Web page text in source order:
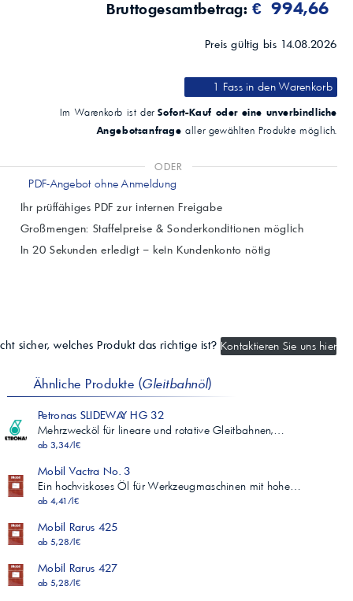
Bruttogesamtbetrag:€ 994,66
Preis gültig bis 14.08.2026
1 Fassin den Warenkorb
Im Warenkorb ist derSofort-Kauf oder eine unverbindliche
Angebotsanfrage aller gewählten Produkte möglich.
ODER
PDF-Angebot ohne Anmeldung
Ihr prüffähiges PDF zur internen Freigabe
Großmengen: Staffelpreise & Sonderkonditionen möglich
In 20 Sekunden erledigt – kein Kundenkonto nötig
sicher, welches Produkt das richtige ist? Kontaktieren Sie uns hier
Ähnliche Produkte (Gleitbahnöl)
Petronas SLIDEWAY HG 32
Mehrzwecköl für lineare und rotative Gleitbahnen,…
ab 3,34/l€
Mobil Vactra No. 3
Ein hochviskoses Öl für Werkzeugmaschinen mit hohe…
ab 4,41/l€
Mobil Rarus 425
ab 5,28/l€
Mobil Rarus 427
ab 5,28/l€